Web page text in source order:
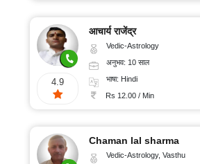
4.9
आचार्य राजेंद्र
Vedic-Astrology
अनुभव: 10 साल
भाषा: Hindi
Rs 12.00 / Min
Chaman lal sharma
Vedic-Astrology, Vasthu